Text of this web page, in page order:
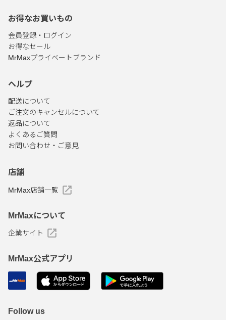
お得なお買いもの
会員登録・ログイン
お得なセール
MrMaxプライベートブランド
ヘルプ
配送について
ご注文のキャンセルについて
返品について
よくあるご質問
お問い合わせ・ご意見
店舗
MrMax店舗一覧
MrMaxについて
企業サイト
MrMax公式アプリ
Follow us